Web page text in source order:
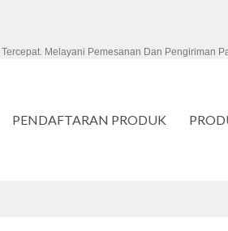
Melayani Pemesanan Dan Pengiriman
PENDAFTARAN PRODUK